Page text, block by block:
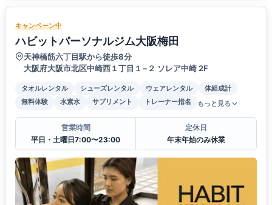
キャンペーン中
ハビットパーソナルジム大阪梅田
天神橋筋六丁目駅から徒歩8分
大阪府大阪市北区中崎西１丁目１−２ ソレア中崎 2F
タオルレンタル シューズレンタル ウェアレンタル
体組成計
無料体験
水素水 サプリメント トレーナー指名 もっと見る
営業時間
平日・土曜日7:00〜23:00
定休日
年末年始のみ休業